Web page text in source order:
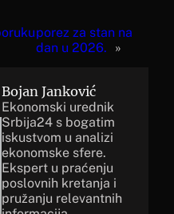
porez za stan na
dan u 2026.
»
Bojan Janković
Ekonomski urednik
Srbija24 s bogatim
iskustvom u analizi
ekonomske sfere.
Ekspert u praćenju
poslovnih kretanja i
pružanju relevantnih